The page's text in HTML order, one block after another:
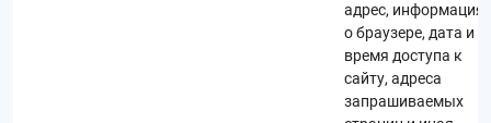
адрес, информация
о браузере, дата и
время доступа к
сайту, адреса
запрашиваемых